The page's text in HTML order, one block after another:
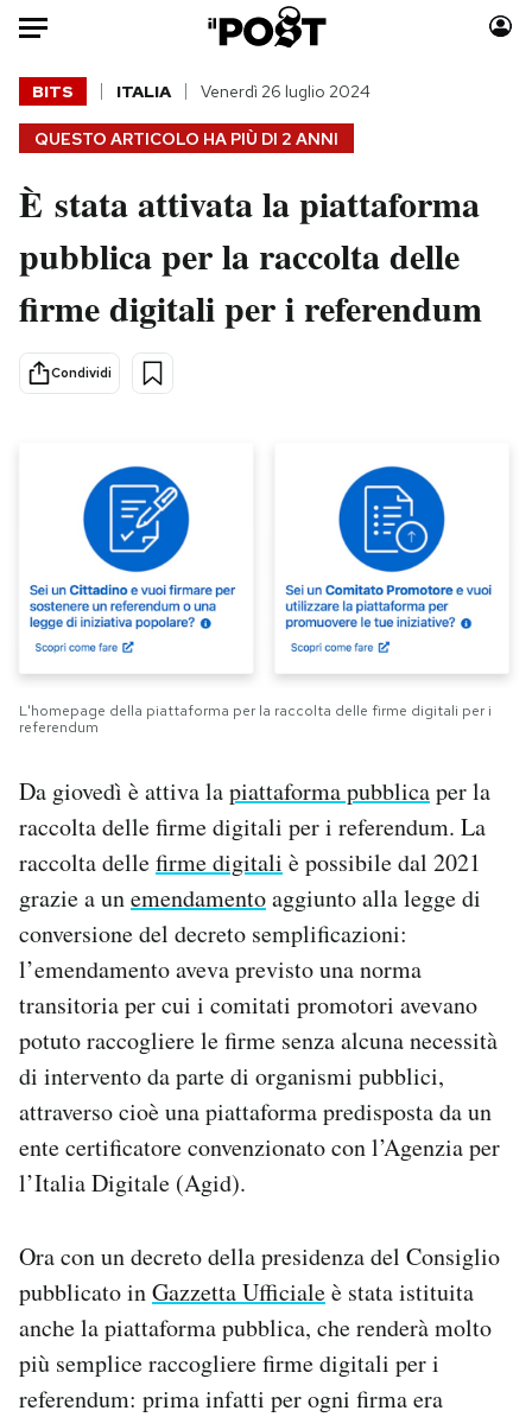
Auto
HOME
Italia
Politica
Tecnologia
Scienza
Sport
Moda
Consumismi
Storie/Idee
Mondiali calcio 2026
PODCAST
NEWSLETTER
I MIEI PREFERITI
SHOP
CALENDARIO
AREA PERSONALE
Area Personale
Newsletter
Notifiche mobile
Regala il Post
Hai bisogno di aiuto?
Esci
QUESTO ARTICOLO HA PIÙ DI 2 ANNI
BITS ITALIA Venerdì 26 luglio 2024
È stata attivata la piattaforma
pubblica per la raccolta delle
firme digitali per i referendum
Condividi
L'homepage della piattaforma per la raccolta delle firme digitali per i
referendum
Da giovedì è attiva lapiattaforma pubblicaper la
raccolta delle firme digitali per i referendum. La
raccolta dellefirme digitali è possibile dal 2021
grazie a unemendamentoaggiunto alla legge di
conversione del decreto semplificazioni:
l’emendamento aveva previsto una norma
transitoria per cui i comitati promotori avevano
potuto raccogliere le firme senza alcuna necessità
di intervento da parte di organismi pubblici,
attraverso cioè una piattaforma predisposta da un
ente certificatore convenzionato con l’Agenzia per
l’Italia Digitale (Agid).
Ora con un decreto della presidenza del Consiglio
pubblicato inGazzetta Ufficialeè stata istituita
anche la piattaforma pubblica, che renderà molto
più semplice raccogliere firme digitali per i
referendum: prima infatti per ogni firma era